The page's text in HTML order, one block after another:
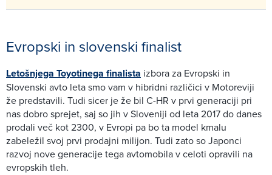
Evropski in slovenski finalist
Letošnjega Toyotinega finalista izbora za Evropski in
Slovenski avto leta smo vam v hibridni različici v Motoreviji
že predstavili. Tudi sicer je že bil C-HR v prvi generaciji pri
nas dobro sprejet, saj so jih v Sloveniji od leta 2017 do danes
prodali več kot 2300, v Evropi pa bo ta model kmalu
zabeležil svoj prvi prodajni milijon. Tudi zato so Japonci
razvoj nove generacije tega avtomobila v celoti opravili na
evropskih tleh.